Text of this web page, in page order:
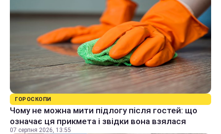
ГОРОСКОПИ
Чому не можна мити підлогу після гостей: що
означає ця прикмета і звідки вона взялася
07 серпня 2026, 13:55